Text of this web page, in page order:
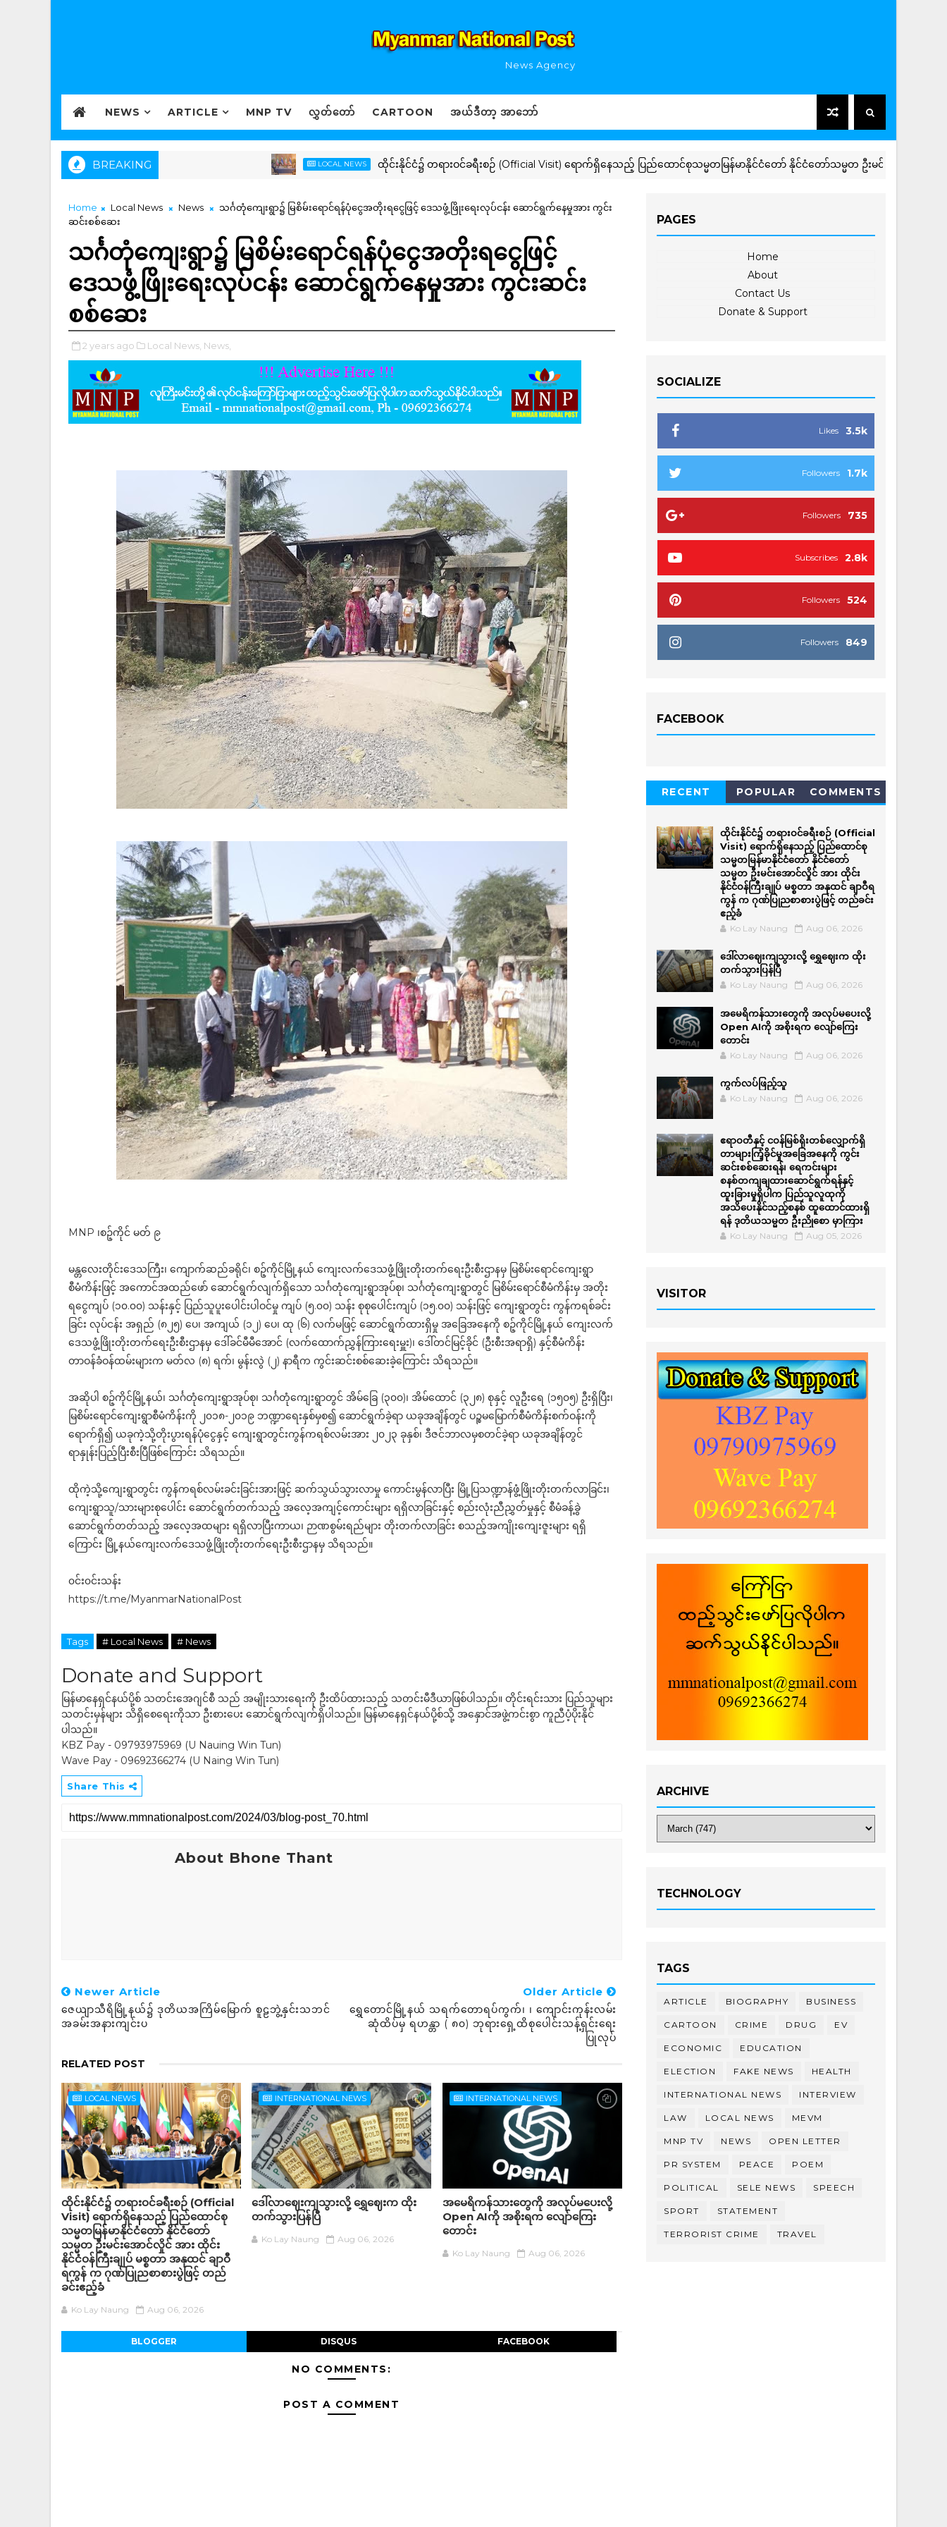
News Agency
NEWS ARTICLE MNP TV လွှတ်တော် CARTOON အယ်ဒီတာ့ အာဘော်
BREAKING LOCAL NEWS ထိုင်းနိုင်ငံ၌ တရားဝင်ခရီးစဉ် (Official Visit) ရောက်ရှိနေသည့် ပြည်ထောင်စုသမ္မတမြန်မာနိုင်ငံတော် နိုင်ငံတော်သမ္မတ ဦးမင်းအောင်လှိုင် အား ထို
Home Local News News
သင်္ဂတုံကျေးရွာ၌ မြစိမ်းရောင်ရန်ပုံငွေအတိုးရငွေဖြင့် ဒေသဖွံ့ဖြိုးရေးလုပ်ငန်း ဆောင်ရွက်နေမှုအား ကွင်း
ဆင်းစစ်ဆေး
သင်္ဂတုံကျေးရွာ၌ မြစိမ်းရောင်ရန်ပုံငွေအတိုးရငွေဖြင့်
ဒေသဖွံ့ဖြိုးရေးလုပ်ငန်း ဆောင်ရွက်နေမှုအား ကွင်းဆင်း
စစ်ဆေး
2 years ago Local News, News,
MNP ၊စဉ့်ကိုင် မတ် ၉
မန္တလေးတိုင်းဒေသကြီး၊ ကျောက်ဆည်ခရိုင်၊ စဉ့်ကိုင်မြို့နယ် ကျေးလက်ဒေသဖွံ့ဖြိုးတိုးတက်ရေးဦးစီးဌာနမှ မြစိမ်းရောင်ကျေးရွာ
စီမံကိန်းဖြင့် အကောင်အထည်ဖော် ဆောင်ရွက်လျက်ရှိသော သင်္ဂတုံကျေးရွာအုပ်စု၊ သင်္ဂတုံကျေးရွာတွင် မြစိမ်းရောင်စီမံကိန်းမှ အတိုး
ရငွေကျပ် (၁၀.၀၀) သန်းနှင့် ပြည်သူပူးပေါင်းပါဝင်မှု ကျပ် (၅.၀၀) သန်း စုစုပေါင်းကျပ် (၁၅.၀၀) သန်းဖြင့် ကျေးရွာတွင်း ကွန်ကရစ်ခင်း
ခြင်း လုပ်ငန်း အရှည် (၈၂၅) ပေ၊ အကျယ် (၁၂) ပေ၊ ထု (၆) လက်မဖြင့် ဆောင်ရွက်ထားရှိမှု အခြေအနေကို စဉ့်ကိုင်မြို့နယ် ကျေးလက်
ဒေသဖွံ့ဖြိုးတိုးတက်ရေးဦးစီးဌာနမှ ဒေါ်ခင်မီမီအောင် (လက်ထောက်ညွှန်ကြားရေးမှူး)၊ ဒေါ်တင်မြင့်ခိုင် (ဦးစီးအရာရှိ) နှင့်စီမံကိန်း
တာဝန်ခံဝန်ထမ်းများက မတ်လ (၈) ရက်၊ မွန်းလွဲ (၂) နာရီက ကွင်းဆင်းစစ်ဆေးခဲ့ကြောင်း သိရသည်။
အဆိုပါ စဉ့်ကိုင်မြို့နယ်၊ သင်္ဂတုံကျေးရွာအုပ်စု၊ သင်္ဂတုံကျေးရွာတွင် အိမ်ခြေ (၃၀၀)၊ အိမ်ထောင် (၃၂၈) စုနှင့် လူဦးရေ (၁၅၀၅) ဦးရှိပြီး၊
မြစိမ်းရောင်ကျေးရွာစီမံကိန်းကို ၂၀၁၈-၂၀၁၉ ဘဏ္ဍာရေးနှစ်မှစ၍ ဆောင်ရွက်ခဲ့ရာ ယခုအချိန်တွင် ပဉ္စမမြောက်စီမံကိန်းစက်ဝန်းကို
ရောက်ရှိ၍ ယခုကဲ့သို့တိုးပွားရန်ပုံငွေနှင့် ကျေးရွာတွင်းကွန်ကရစ်လမ်းအား ၂၀၂၃ ခုနှစ်၊ ဒီဇင်ဘာလမှစတင်ခဲ့ရာ ယခုအချိန်တွင်
ရာနှုန်းပြည့်ပြီးစီးပြီဖြစ်ကြောင်း သိရသည်။
ထိုကဲ့သို့ကျေးရွာတွင်း ကွန်ကရစ်လမ်းခင်းခြင်းအားဖြင့် ဆက်သွယ်သွားလာမှု ကောင်းမွန်လာပြီး မြို့ပြသဏ္ဍာန်ဖွံ့ဖြိုးတိုးတက်လာခြင်း၊
ကျေးရွာသူ/သားများစုပေါင်း ဆောင်ရွက်တက်သည့် အလေ့အကျင့်ကောင်းများ ရရှိလာခြင်းနှင့် စည်းလုံးညီညွှတ်မှုနှင့် စီမံခန့်ခွဲ
ဆောင်ရွက်တတ်သည့် အလေ့အထများ ရရှိလာပြီးကာယ၊ ဉာဏစွမ်းရည်များ တိုးတက်လာခြင်း စသည့်အကျိုးကျေးဇူးများ ရရှိ
ကြောင်း မြို့နယ်ကျေးလက်ဒေသဖွံ့ဖြိုးတိုးတက်ရေးဦးစီးဌာနမှ သိရသည်။
၀င်း၀င်းသန်း
https://t.me/MyanmarNationalPost
Tags # Local News # News
Donate and Support
မြန်မာနေရှင်နယ်ပို့စ် သတင်းအေဂျင်စီ သည် အမျိုးသားရေးကို ဦးထိပ်ထားသည့် သတင်းမီဒီယာဖြစ်ပါသည်။ တိုင်းရင်းသား ပြည်သူများ
သတင်းမှန်များ သိရှိစေရေးကိုသာ ဦးစားပေး ဆောင်ရွက်လျက်ရှိပါသည်။ မြန်မာနေရှင်နယ်ပို့စ်သို့ အနှောင်အဖွဲ့ကင်းစွာ ကူညီပံ့ပိုးနိုင်
ပါသည်။
KBZ Pay - 09793975969 (U Nauing Win Tun)
Wave Pay - 09692366274 (U Naing Win Tun)
Share This
About Bhone Thant
Newer Article
ဇေယျာသီရိမြို့နယ်၌ ဒုတိယအကြိမ်မြောက် စူဠဘွဲ့နှင်းသဘင်
အခမ်းအနားကျင်းပ
Older Article
ရွှေတောင်မြို့နယ် သရက်တောရပ်ကွက်၊ ၊ ကျောင်းကုန်းလမ်း
ဆုံထိပ်မှ ရဟန္တာ ( ၈၀) ဘုရားရှေ့ထိစုပေါင်းသန့်ရှင်းရေး
ပြုလုပ်
RELATED POST
LOCAL NEWS
ထိုင်းနိုင်ငံ၌ တရားဝင်ခရီးစဉ် (Official
Visit) ရောက်ရှိနေသည့် ပြည်ထောင်စု
သမ္မတမြန်မာနိုင်ငံတော် နိုင်ငံတော်
သမ္မတ ဦးမင်းအောင်လှိုင် အား ထိုင်း
နိုင်ငံဝန်ကြီးချုပ် မစ္စတာ အနုထင် ချာဝီ
ရကွန် က ဂုဏ်ပြုညစာစားပွဲဖြင့် တည်
ခင်းဧည့်ခံ
Ko Lay Naung Aug 06, 2026
INTERNATIONAL NEWS
ဒေါ်လာဈေးကျသွားလို့ ရွှေဈေးက ထိုး
တက်သွားပြန်ပြီ
Ko Lay Naung Aug 06, 2026
INTERNATIONAL NEWS
အမေရိကန်သားတွေကို အလုပ်မပေးလို့
Open AIကို အစိုးရက လျော်ကြေး
တောင်း
Ko Lay Naung Aug 06, 2026
BLOGGER DISQUS FACEBOOK
NO COMMENTS:
POST A COMMENT
PAGES
Home
About
Contact Us
Donate & Support
SOCIALIZE
3.5k
Likes
1.7k
Followers
735
Followers
2.8k
Subscribes
524
Followers
849
Followers
FACEBOOK
RECENT POPULAR COMMENTS
ထိုင်းနိုင်ငံ၌ တရားဝင်ခရီးစဉ် (Official
Visit) ရောက်ရှိနေသည့် ပြည်ထောင်စု
သမ္မတမြန်မာနိုင်ငံတော် နိုင်ငံတော်
သမ္မတ ဦးမင်းအောင်လှိုင် အား ထိုင်း
နိုင်ငံဝန်ကြီးချုပ် မစ္စတာ အနုထင် ချာဝီရ
ကွန် က ဂုဏ်ပြုညစာစားပွဲဖြင့် တည်ခင်း
ဧည့်ခံ
Ko Lay Naung Aug 06, 2026
ဒေါ်လာဈေးကျသွားလို့ ရွှေဈေးက ထိုး
တက်သွားပြန်ပြီ
Ko Lay Naung Aug 06, 2026
အမေရိကန်သားတွေကို အလုပ်မပေးလို့
Open AIကို အစိုးရက လျော်ကြေး
တောင်း
Ko Lay Naung Aug 06, 2026
ကွက်လပ်ဖြည့်သူ
Ko Lay Naung Aug 06, 2026
ဧရာဝတီနှင့် ငဝန်မြစ်ရိုးတစ်လျှောက်ရှိ
တာများကြံ့ခိုင်မှုအခြေအနေကို ကွင်း
ဆင်းစစ်ဆေးရန်၊ ရေကင်းများ
စနစ်တကျချထားဆောင်ရွက်ရန်နှင့်
ထူးခြားမှုရှိပါက ပြည်သူလူထုကို
အသိပေးနိုင်သည့်စနစ် ထူထောင်ထားရှိ
ရန် ဒုတိယသမ္မတ ဦးညိုစော မှာကြား
Ko Lay Naung Aug 05, 2026
VISITOR
ARCHIVE
TECHNOLOGY
TAGS
ARTICLE BIOGRAPHY BUSINESS
CARTOON CRIME DRUG EV
ECONOMIC EDUCATION
ELECTION FAKE NEWS HEALTH
INTERNATIONAL NEWS INTERVIEW
LAW LOCAL NEWS MEVM
MNP TV NEWS OPEN LETTER
PR SYSTEM PEACE POEM
POLITICAL SELE NEWS SPEECH
SPORT STATEMENT
TERRORIST CRIME TRAVEL